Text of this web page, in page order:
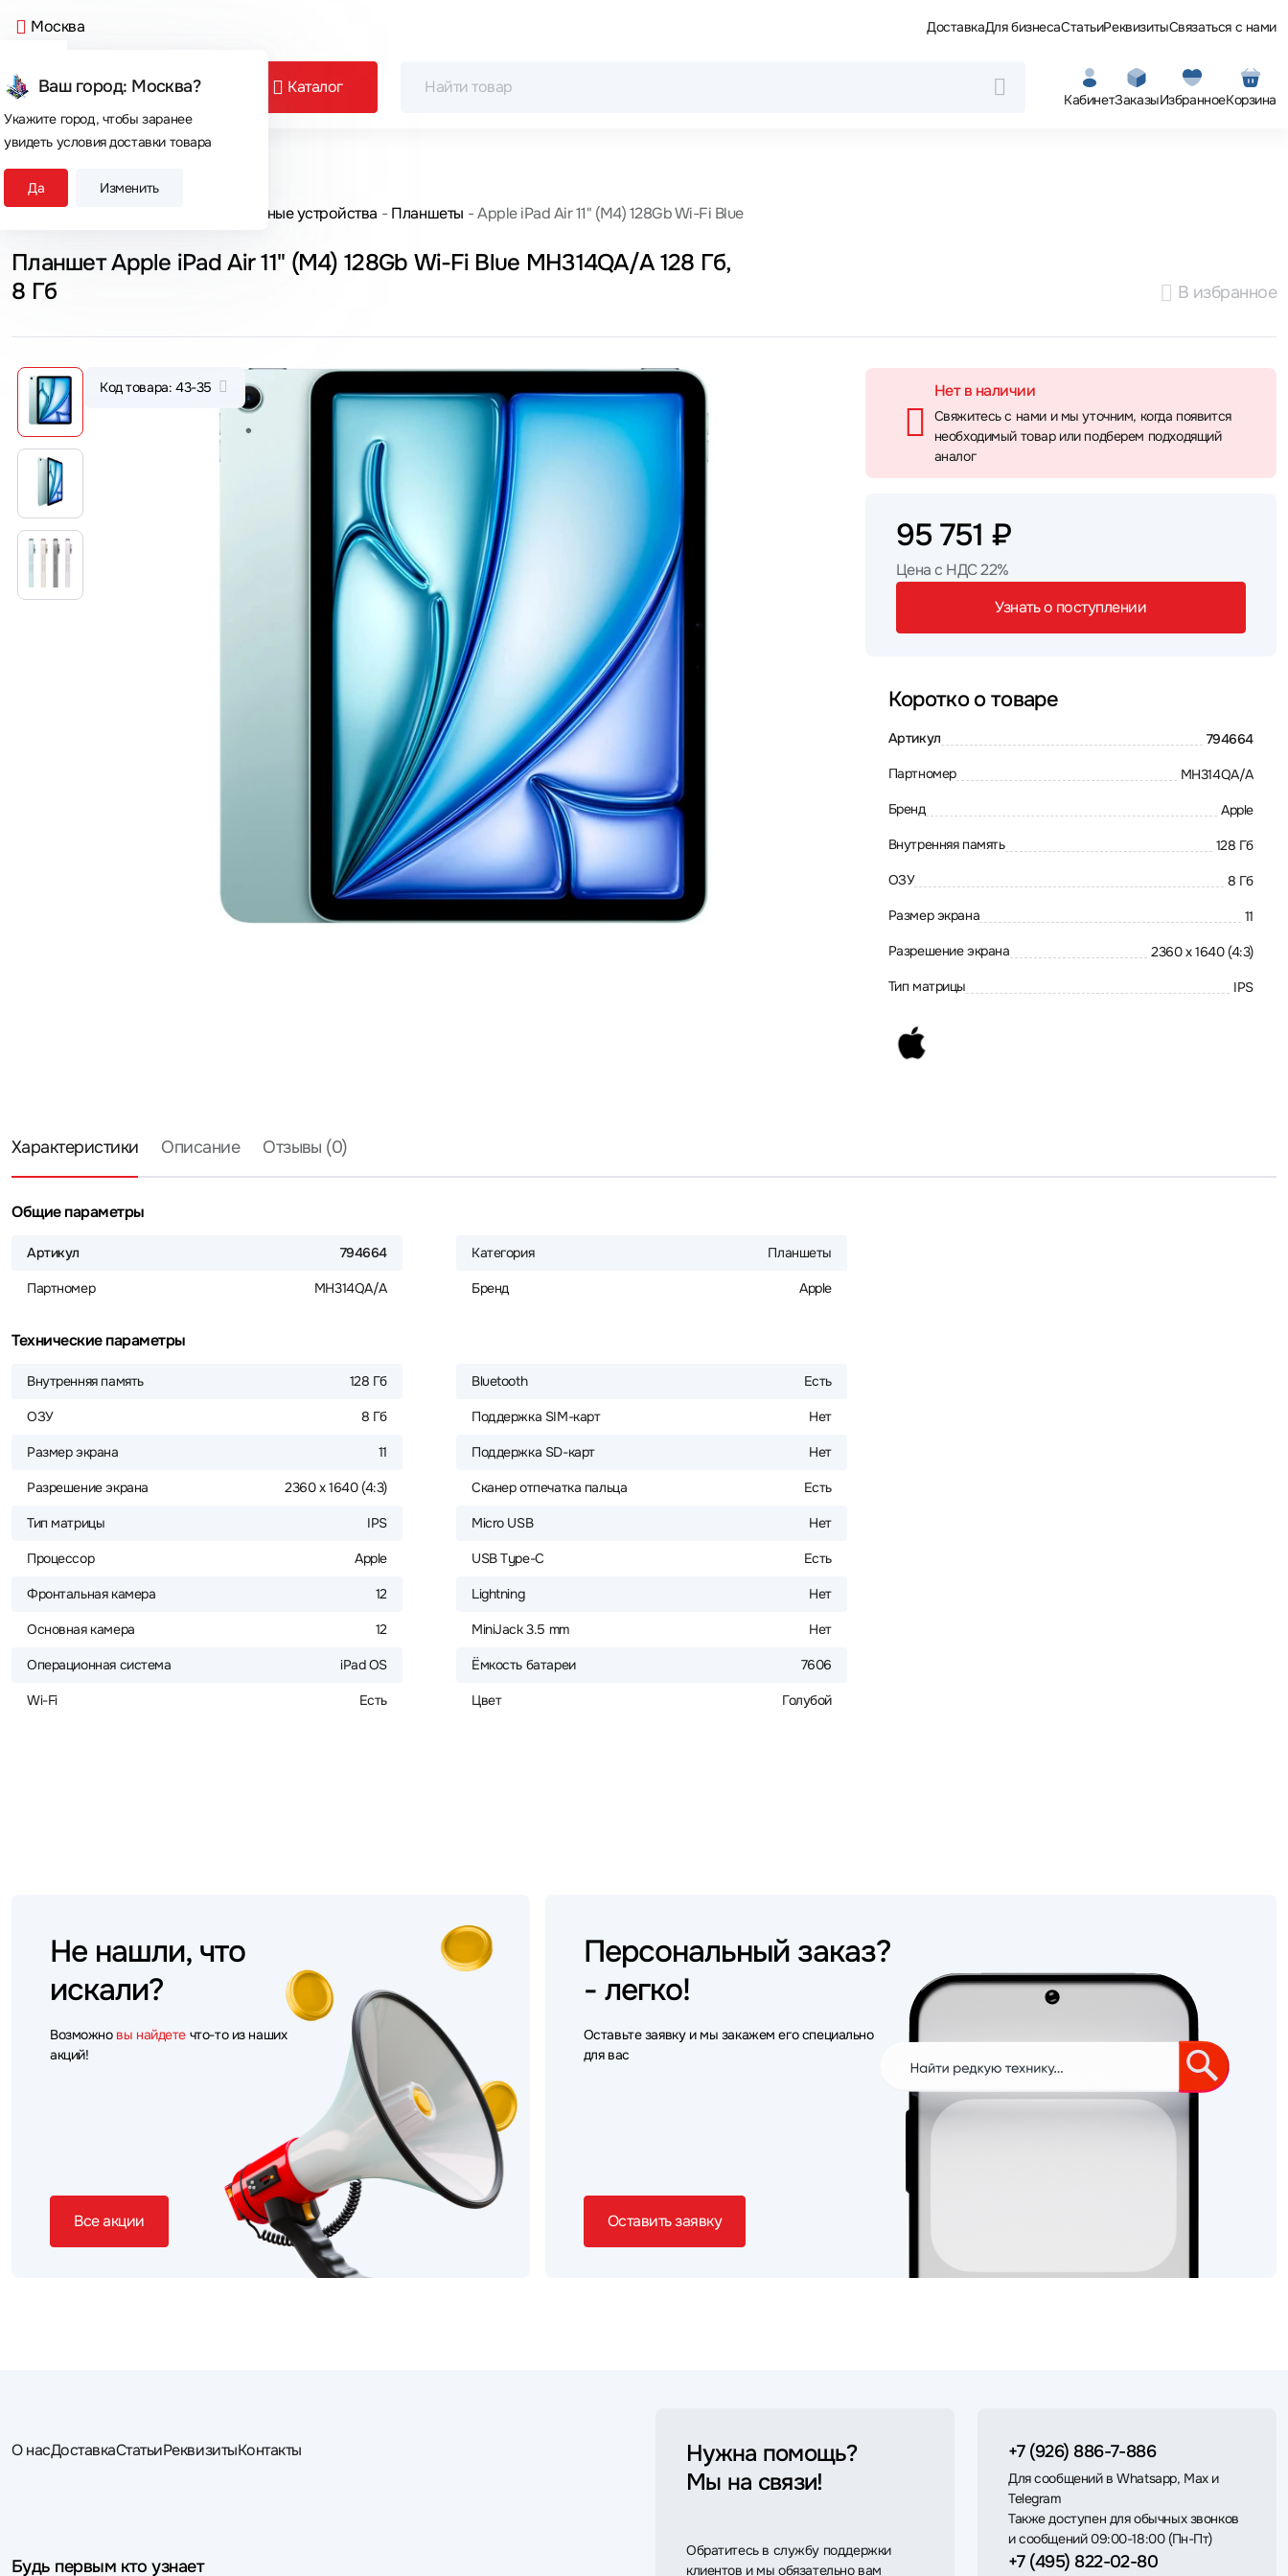
Москва
Ваш город: Москва?
Укажите город, чтобы заранее
увидеть условия доставки товара
Да Изменить
ДоставкаДля бизнесаСтатьиРеквизитыСвязаться с нами
Каталог
КабинетЗаказыИзбранноеКорзина
Сегодня покупают
Главная Мобильные устройства Планшеты Apple iPad Air 11" (M4) 128Gb Wi-Fi Blue
Планшет Apple iPad Air 11" (M4) 128Gb Wi-Fi Blue MH314QA/A 128 Гб,
8 Гб
В избранное
Код товара: 43-35 Нет в наличии
Свяжитесь с нами и мы уточним, когда появится
необходимый товар или подберем подходящий
аналог
95 751 ₽
Цена с НДС 22%
Узнать о поступлении
Коротко о товаре
Артикул 794664
Партномер MH314QA/A
Бренд Apple
Внутренняя память 128 Гб
ОЗУ 8 Гб
Размер экрана 11
Разрешение экрана 2360 x 1640 (4:3)
Тип матрицы IPS
Характеристики Описание Отзывы (0)
Общие параметры
Артикул 794664
Партномер MH314QA/A
Категория Планшеты
Бренд Apple
Технические параметры
Внутренняя память 128 Гб
ОЗУ 8 Гб
Размер экрана 11
Разрешение экрана 2360 x 1640 (4:3)
Тип матрицы IPS
Процессор Apple
Фронтальная камера 12
Основная камера 12
Операционная система iPad OS
Wi-Fi Есть
Bluetooth Есть
Поддержка SIM-карт Нет
Поддержка SD-карт Нет
Сканер отпечатка пальца Есть
Micro USB Нет
USB Type-C Есть
Lightning Нет
MiniJack 3.5 mm Нет
Ёмкость батареи 7606
Цвет Голубой
Не нашли, что
искали?
Возможно вы найдете что-то из наших
акций!
Все акции
Персональный заказ?
- легко!
Оставьте заявку и мы закажем его специально
для вас
Оставить заявку
О насДоставкаСтатьиРеквизитыКонтакты
Будь первым кто узнает
Нужна помощь?
Мы на связи!
Обратитесь в службу поддержки
клиентов и мы обязательно вам
+7 (926) 886-7-886
Для сообщений в Whatsapp, Max и
Telegram
Также доступен для обычных звонков
и сообщений 09:00-18:00 (Пн-Пт)
+7 (495) 822-02-80